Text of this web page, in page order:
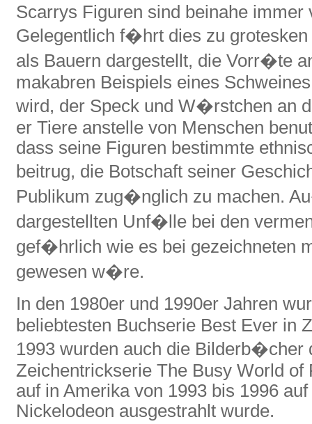
Scarrys Figuren sind beinahe immer
Gelegentlich f�hrt dies zu
als Bauern dargestellt, die Vorr�te
makabren Beispiels eines
wird, der Speck und W�rstchen an
er Tiere anstelle von Menschen
dass seine Figuren bestimmte
beitrug, die Botschaft seiner
Publikum zug�nglich zu machen.
dargestellten Unf�lle bei den
gef�hrlich wie es bei gezeichneten
gewesen w�re.
In den 1980er und 1990er Jahren
beliebtesten Buchserie Best Ever in
1993 wurden auch die Bilderb�cher
Zeichentrickserie The Busy World
auf in Amerika von 1993 bis 1996
Nickelodeon ausgestrahlt wurde.